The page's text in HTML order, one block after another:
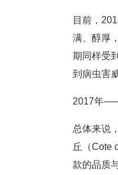
目前，
满、醇厚
期同样受
到病虫害
2017年
总体来说
丘（Cote
款的品质